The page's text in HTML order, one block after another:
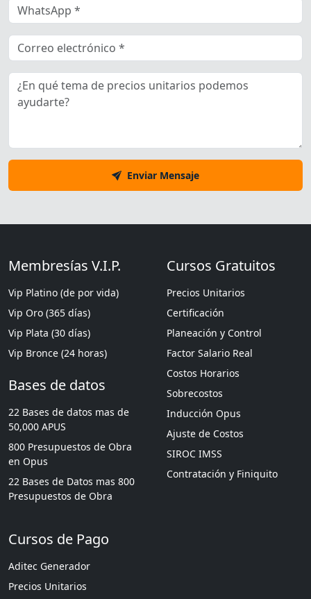
Enviar Mensaje
Membresías V.I.P.
Vip Platino (de por vida)
Vip Oro (365 días)
Vip Plata (30 días)
Vip Bronce (24 horas)
Bases de datos
22 Bases de datos mas de
50,000 APUS
800 Presupuestos de Obra
en Opus
22 Bases de Datos mas 800
Presupuestos de Obra
Cursos Gratuitos
Precios Unitarios
Certificación
Planeación y Control
Factor Salario Real
Costos Horarios
Sobrecostos
Inducción Opus
Ajuste de Costos
SIROC IMSS
Contratación y Finiquito
Cursos de Pago
Aditec Generador
Precios Unitarios